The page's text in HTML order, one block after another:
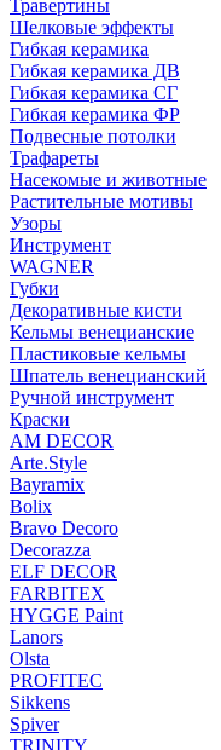
Травертины
Шелковые эффекты
Гибкая керамика
Гибкая керамика ДВ
Гибкая керамика СГ
Гибкая керамика ФР
Подвесные потолки
Трафареты
Насекомые и животные
Растительные мотивы
Узоры
Инструмент
WAGNER
Губки
Декоративные кисти
Кельмы венецианские
Пластиковые кельмы
Шпатель венецианский
Ручной инструмент
Краски
AM DECOR
Arte.Style
Bayramix
Bolix
Bravo Decoro
Decorazza
ELF DECOR
FARBITEX
HYGGE Paint
Lanors
Olsta
PROFITEC
Sikkens
Spiver
TRINITY